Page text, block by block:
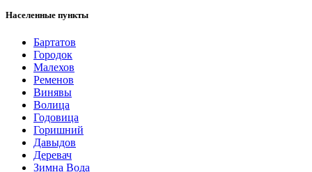
Населенные пункты
Бартатов
Городок
Малехов
Ременов
Винявы
Волица
Годовица
Горишний
Давыдов
Деревач
Зимна Вода